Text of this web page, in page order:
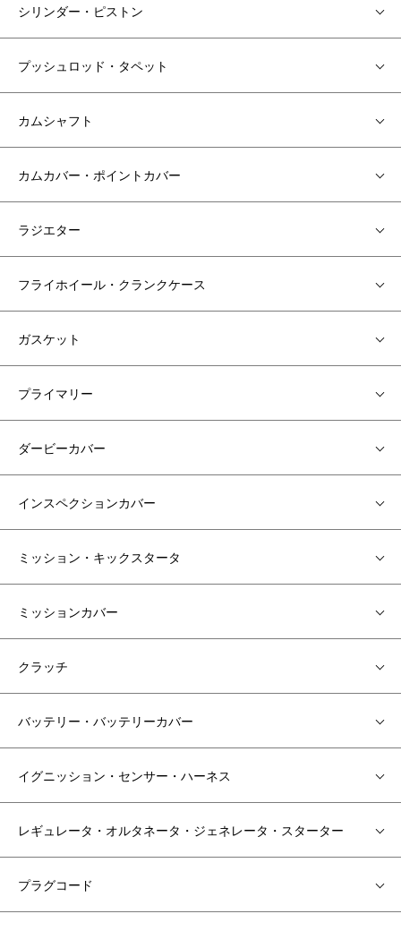
シリンダー・ピストン
プッシュロッド・タペット
カムシャフト
カムカバー・ポイントカバー
ラジエター
フライホイール・クランクケース
ガスケット
プライマリー
ダービーカバー
インスペクションカバー
ミッション・キックスタータ
ミッションカバー
クラッチ
バッテリー・バッテリーカバー
イグニッション・センサー・ハーネス
レギュレータ・オルタネータ・ジェネレータ・スターター
プラグコード